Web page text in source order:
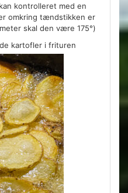
kontrolleret med en
omkring tændstikken er
skal den være 175°)
kartofler i frituren